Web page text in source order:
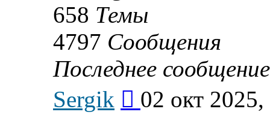
658 Темы
4797 Сообщения
Последнее сообщение
Sergik
последнему
02 окт